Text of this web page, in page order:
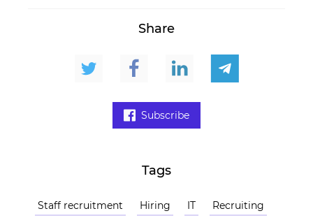
Share
Subscribe
Tags
Staff recruitment Hiring IT Recruiting